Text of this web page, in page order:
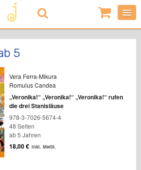
0
Artikel
-
5
Vera Ferra-Mikura
Romulus Candea
„Veronika!“ „Veronika!“ „Veronika!“ rufen
die drei Stanisläuse
978-3-7026-5674-4
48 Seiten
ab 5 Jahren
18,00€ inkl. MwSt.